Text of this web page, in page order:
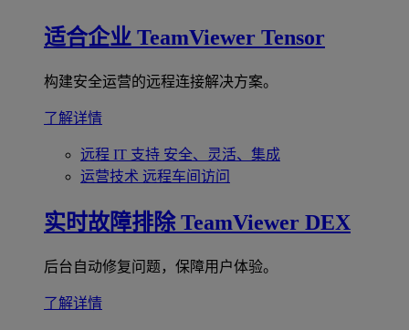
适合企业 TeamViewer Tensor
构建安全运营的远程连接解决方案。
了解详情
远程 IT 支持 安全、灵活、集成
运营技术 远程车间访问
实时故障排除 TeamViewer DEX
后台自动修复问题，保障用户体验。
了解详情